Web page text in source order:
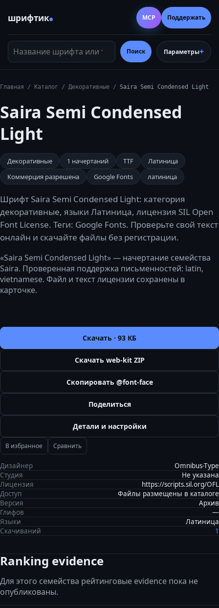
шрифтик
Название шрифта или тег
Поиск Параметры
MCP Поддержать
Главная / Каталог / Декоративные / Saira Semi Condensed Light
Saira Semi Condensed
Light
Декоративные 1 начертаний TTF
Латиница
Коммерция разрешена
Google Fonts латиница
Шрифт Saira Semi Condensed Light: категория
декоративные, языки Латиница, лицензия SIL Open
Font License. Теги: Google Fonts. Проверьте свой текст
онлайн и скачайте файлы без регистрации.
«Saira Semi Condensed Light» — начертание семейства
Saira. Проверенная поддержка письменностей: latin,
vietnamese. Файл и текст лицензии сохранены в
карточке.
Скачать · 93 КБ
Скачать web-kit ZIP
Скопировать @font-face
Поделиться
Детали и настройки
В избранное Сравнить
Дизайнер
Omnibus-Type
Студия
Не указана
Лицензия
https://scripts.sil.org/OFL
Доступ
Файлы размещены в каталоге
Версия
Архив
Глифов
—
Языки
Латиница
Скачиваний
1
Ranking evidence
Для этого семейства рейтинговые evidence пока не
опубликованы.